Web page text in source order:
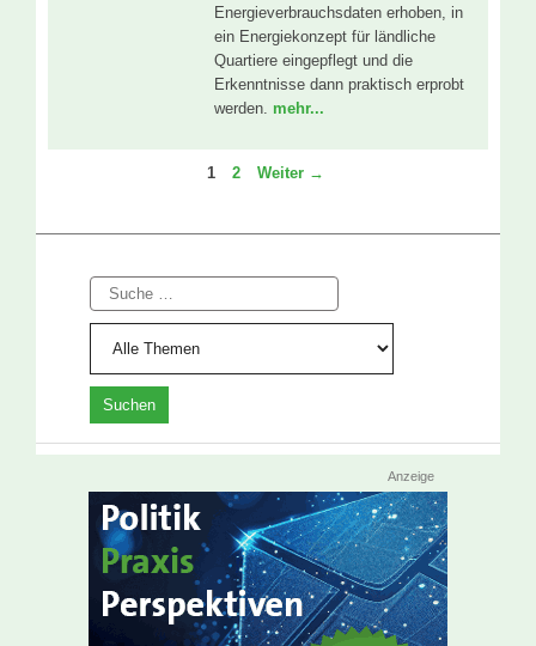
Energieverbrauchsdaten erhoben, in
ein Energiekonzept für ländliche
Quartiere eingepflegt und die
Erkenntnisse dann praktisch erprobt
werden. mehr...
Seite
1 Seite
2 Weiter →
Suche
Anzeige